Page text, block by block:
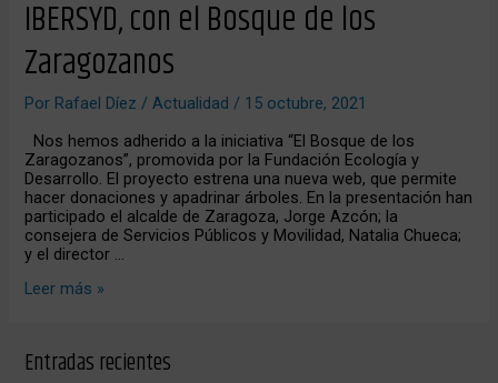
IBERSYD, con el Bosque de los
Zaragozanos
Por Rafael Díez/Actualidad / 15 octubre, 2021
Nos hemos adherido a la iniciativa “El Bosque de los
Zaragozanos”, promovida por la Fundación Ecología y
Desarrollo. El proyecto estrena una nueva web, que permite
hacer donaciones y apadrinar árboles. En la presentación han
participado el alcalde de Zaragoza, Jorge Azcón; la
consejera de Servicios Públicos y Movilidad, Natalia Chueca;
y el director …
IBERSYD,
con
Bosque
los
Leer más »
Entradas recientes